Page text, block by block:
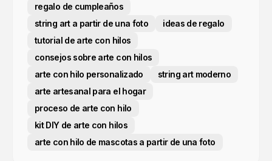
regalo de cumpleaños
string art a partir de una foto
ideas de regalo
tutorial de arte con hilos
consejos sobre arte con hilos
arte con hilo personalizado
string art moderno
arte artesanal para el hogar
proceso de arte con hilo
kit DIY de arte con hilos
arte con hilo de mascotas a partir de una foto